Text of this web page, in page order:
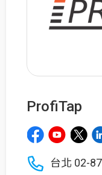
ProfiTap
台北 02-